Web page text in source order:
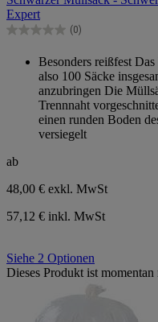
Sternen.
Expert
(0)
0.0
Sternen.
Besonders reißfest
also 100 Säcke
anzubringen Die
Trennnaht
einen runden Boden
versiegelt
ab
48,00 € exkl. MwSt
57,12 € inkl. MwSt
Siehe 2 Optionen
Dieses Produkt ist